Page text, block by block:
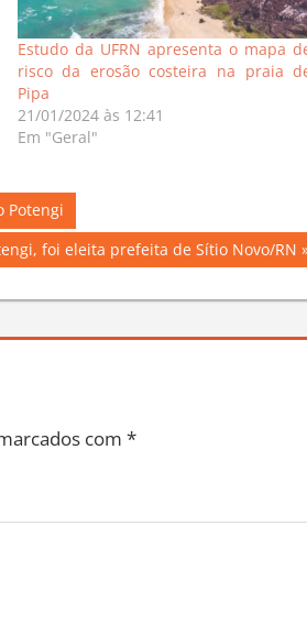
Estudo da UFRN apresenta o mapa
risco da erosão costeira na praia
Pipa
21/01/2024 às 12:41
Em "Geral"
Potengi
foi eleita prefeita de Sítio Novo/RN
com